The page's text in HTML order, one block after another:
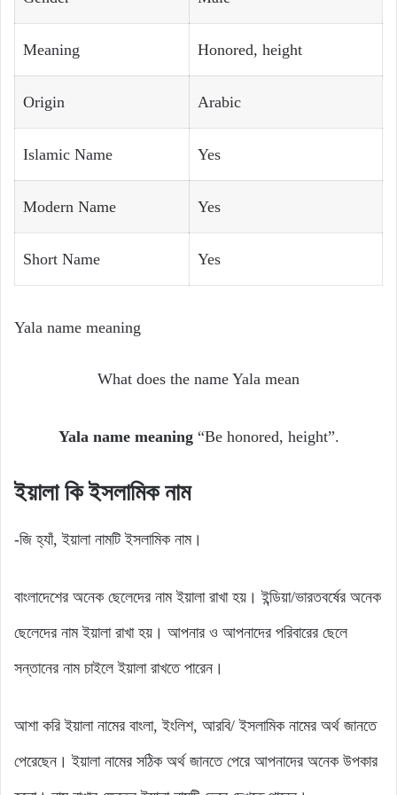
Meaning Honored, height
Origin Arabic
Islamic Name Yes
Modern Name Yes
Short Name Yes
Yala name meaning
What does the name Yala mean
Yala name meaning “Be honored, height”.
ইয়ালাকিইসলামিকনাম
-জি হ্যাঁ, ইয়ালা নামটি ইসলামিক নাম।
বাংলাদেশের অনেক ছেলেদের নাম ইয়ালা রাখা হয়। ইন্ডিয়া/ভারতবর্ষের অনেক
ছেলেদের নাম ইয়ালা রাখা হয়। আপনার ও আপনাদের পরিবারের ছেলে
সন্তানের নাম চাইলে ইয়ালা রাখতে পারেন।
আশা করি ইয়ালা নামের বাংলা, ইংলিশ, আরবি/ ইসলামিক নামের অর্থ জানতে
পেরেছেন। ইয়ালা নামের সঠিক অর্থ জানতে পেরে আপনাদের অনেক উপকার